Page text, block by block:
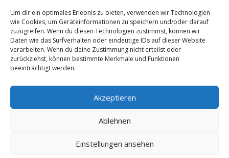
Um dir ein optimales Erlebnis zu bieten, verwenden wir Technologien
wie Cookies, um Geräteinformationen zu speichern und/oder darauf
zuzugreifen. Wenn du diesen Technologien zustimmst, können wir
Daten wie das Surfverhalten oder eindeutige IDs auf dieser Website
verarbeiten. Wenn du deine Zustimmung nicht erteilst oder
zurückziehst, können bestimmte Merkmale und Funktionen
beeinträchtigt werden.
Akzeptieren
Ablehnen
Einstellungen ansehen
Home-Office und die Stromkosten
VonBasti Vor 5 Jahren
Wie sieht es mit Urlaub aus?
VonBastiVor 5 Jahren
Niedrigenergiehaus - Finanzierung?